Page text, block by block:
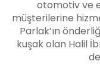
otomotiv ve
müşterilerine
Parlak’ın
kuşak olan Halil